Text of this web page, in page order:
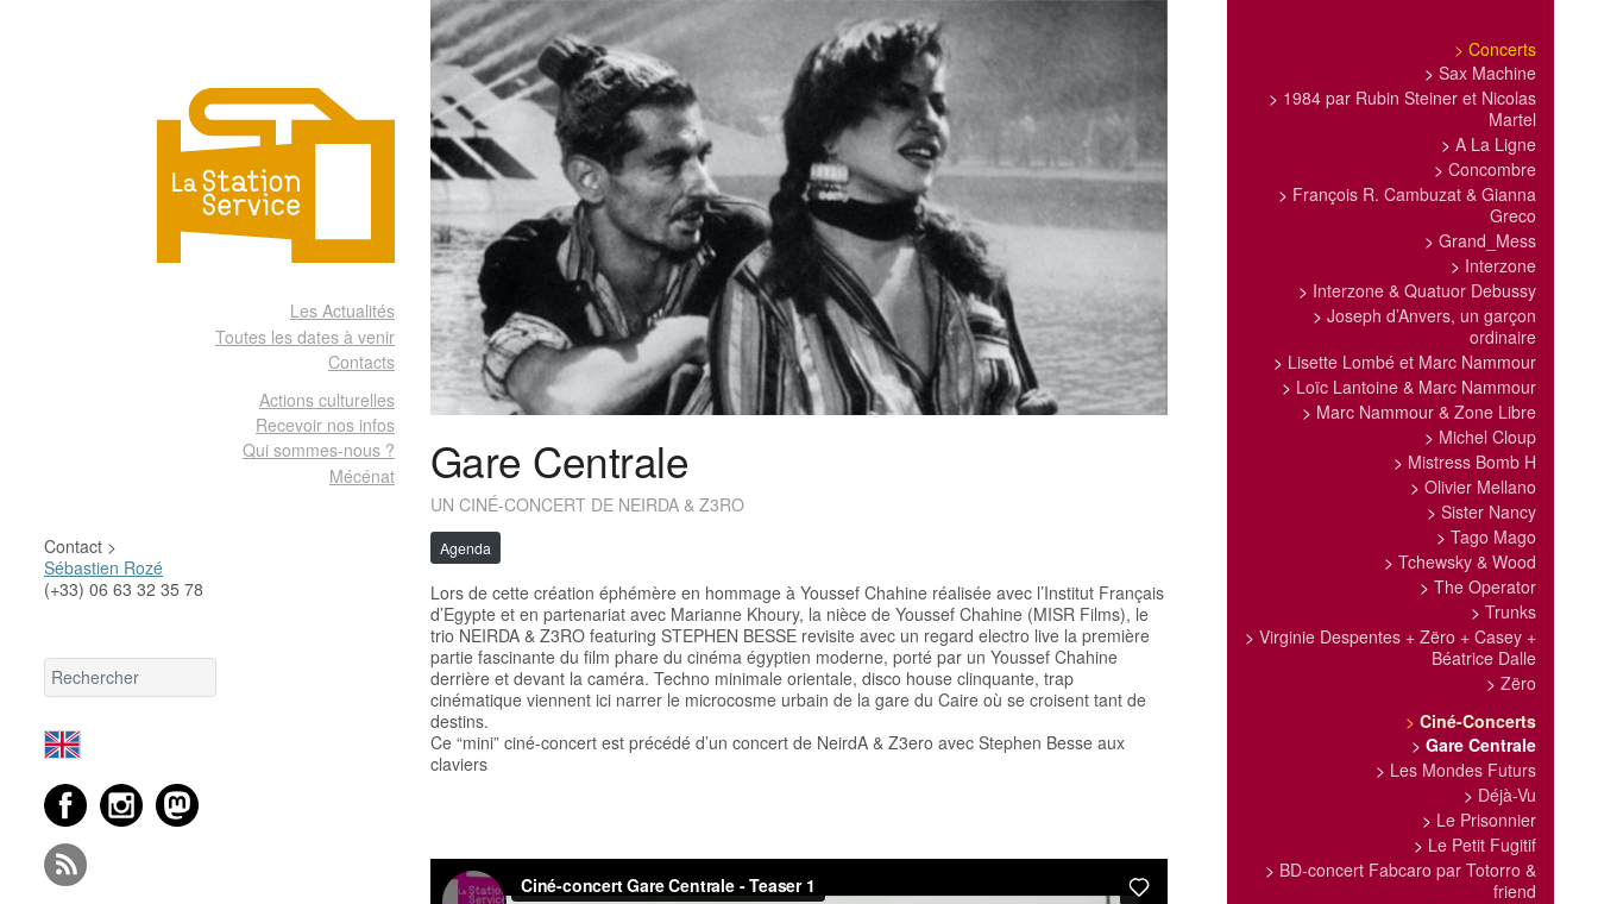
Les Actualités
Toutes les dates à venir
Contacts
Actions culturelles
Recevoir nos infos
Qui sommes-nous ?
Mécénat
Contact >
Sébastien Rozé
(+33) 06 63 32 35 78
Gare Centrale
UN CINÉ-CONCERT DE NEIRDA & Z3RO
Agenda
Lors de cette création éphémère en hommage à Youssef Chahine réalisée avec l’Institut Français
d’Egypte et en partenariat avec Marianne Khoury, la nièce de Youssef Chahine (MISR Films), le
trio NEIRDA & Z3RO featuring STEPHEN BESSE revisite avec un regard electro live la première
partie fascinante du film phare du cinéma égyptien moderne, porté par un Youssef Chahine
derrière et devant la caméra. Techno minimale orientale, disco house clinquante, trap
cinématique viennent ici narrer le microcosme urbain de la gare du Caire où se croisent tant de
destins.
Ce “mini” ciné-concert est précédé d’un concert de NeirdA & Z3ero avec Stephen Besse aux
claviers
> Concerts
> Sax Machine
> 1984 par Rubin Steiner et Nicolas
Martel
> A La Ligne
> Concombre
> François R. Cambuzat & Gianna
Greco
> Grand_Mess
> Interzone
> Interzone & Quatuor Debussy
> Joseph d’Anvers, un garçon
ordinaire
> Lisette Lombé et Marc Nammour
> Loïc Lantoine & Marc Nammour
> Marc Nammour & Zone Libre
> Michel Cloup
> Mistress Bomb H
> Olivier Mellano
> Sister Nancy
> Tago Mago
> Tchewsky & Wood
> The Operator
> Trunks
> Virginie Despentes + Zëro + Casey +
Béatrice Dalle
> Zëro
> Ciné-Concerts
> Gare Centrale
> Les Mondes Futurs
> Déjà-Vu
> Le Prisonnier
> Le Petit Fugitif
> BD-concert Fabcaro par Totorro &
friend